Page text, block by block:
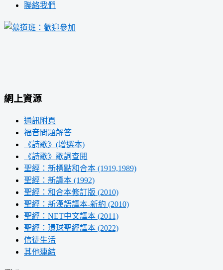
聯絡我們
網上資源
通訊附頁
福音問題解答
《詩歌》(增選本)
《詩歌》歌詞查閱
聖經：新標點和合本 (1919,1989)
聖經：新譯本 (1992)
聖經：和合本修訂版 (2010)
聖經：新漢語譯本-新約 (2010)
聖經：NET中文譯本 (2011)
聖經：環球聖經譯本 (2022)
信徒生活
其他連結